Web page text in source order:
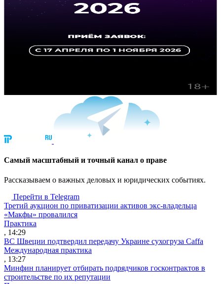
Cамый масштабный и точный канал о праве
Рассказываем о важных деловых и юридических событиях.
Перейти в Telegram
Третий аукцион по приватизации активов экс-владельца
«Макфы» провалился
Практика
, 14:29
ВС Швеции подтвердил передачу Украине сухогруза Caffa
Международная практика
, 13:27
Минфин планирует отбирать подрядчиков госконтрактов в
строительстве по их репутации